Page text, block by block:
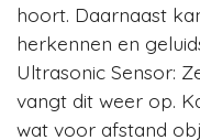
hoort. Daarnaast
herkennen en
Ultrasonic Sensor:
vangt dit weer op.
wat voor afstand